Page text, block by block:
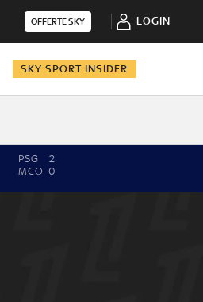
OFFERTE SKY LOGIN
SKY SPORT INSIDER
PSG
2
MCO 0